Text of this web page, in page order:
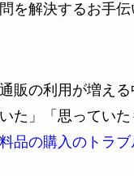
を解決するお手伝
販の利用が増え
た」「思っていた
品の購入のトラブ